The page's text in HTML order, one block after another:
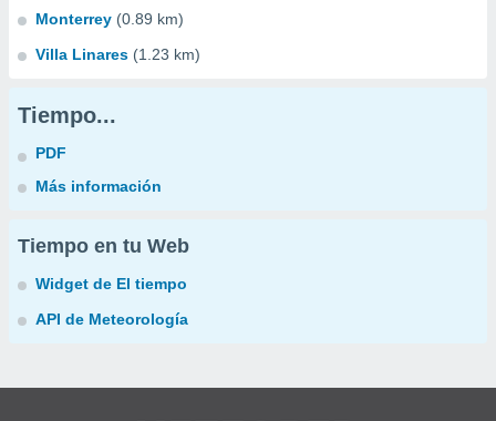
Monterrey (0.89 km)
Villa Linares (1.23 km)
Tiempo...
PDF
Más información
Tiempo en tu Web
Widget de El tiempo
API de Meteorología